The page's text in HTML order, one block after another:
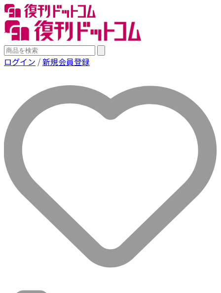
ログイン /新規会員登録